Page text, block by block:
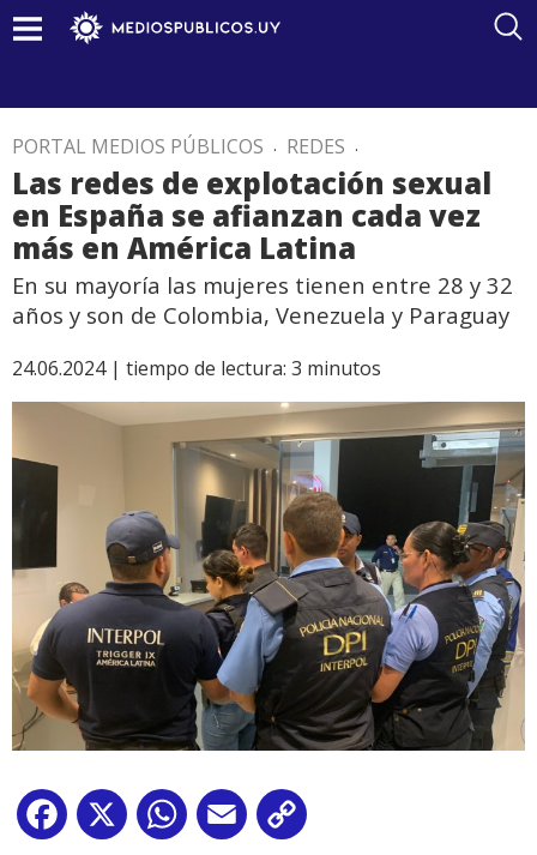
PORTAL MEDIOS PÚBLICOS . REDES .
Las redes de explotación sexual
en España se afianzan cada vez
más en América Latina
En su mayoría las mujeres tienen entre 28 y 32
años y son de Colombia, Venezuela y Paraguay
24.06.2024 | tiempo de lectura: 3 minutos
Facebook
X WhatsApp
Email